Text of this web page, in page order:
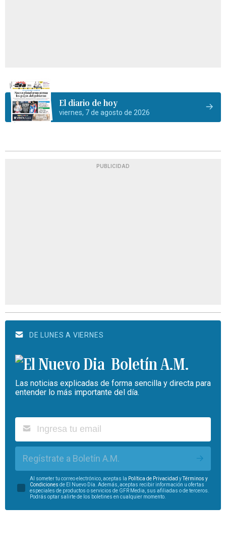
El diario de hoy
viernes, 7 de agosto de 2026
PUBLICIDAD
DE LUNES A VIERNES
Boletín A.M.
Las noticias explicadas de forma sencilla y directa para
entender lo más importante del día.
Regístrate a Boletín A.M.
Al someter tu correo electrónico, aceptas la Política de Privacidad yTérminos y
Condiciones de El Nuevo Día. Además, aceptas recibir información u ofertas
especiales de productos o servicios de GFR Media, sus afiliadas o de terceros.
Podrás optar salirte de los boletines en cualquier momento.